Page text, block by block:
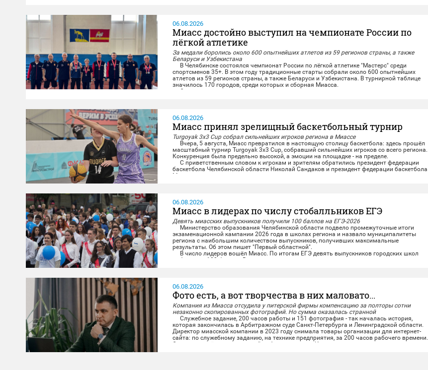
06.08.2026
Миасс достойно выступил на чемпионате России по
лёгкой атлетике
За медали боролись около 600 опытнейших атлетов из 59 регионов страны, а также
Беларуси и Узбекистана
В Челябинске состоялся чемпионат России по лёгкой атлетике "Мастерс" среди
спортсменов 35+. В этом году традиционные старты собрали около 600 опытнейших
атлетов из 59 регионов страны, а также Беларуси и Узбекистана. В турнирной таблице
значилось 170 городов, среди которых и сборная Миасса.
Опытные миасские лёгкоатлеты показали отличные результаты на личных
06.08.2026
Миасс принял зрелищный баскетбольный турнир
Turgoyak 3x3 Cup собрал сильнейших игроков региона в Миассе
Вчера, 5 августа, Миасс превратился в настоящую столицу баскетбола: здесь прошёл
масштабный турнир Turgoyak 3x3 Cup, собравший сильнейших игроков со всего региона.
Конкуренция была предельно высокой, а эмоции на площадке - на пределе.
С приветственным словом к игрокам и зрителям обратились президент федерации
баскетбола Челябинской области Николай Сандаков и президент федерации баскетбола
Миасса...
06.08.2026
Миасс в лидерах по числу стобалльников ЕГЭ
Девять миасских выпускников получили 100 баллов на ЕГЭ-2026
Министерство образования Челябинской области подвело промежуточные итоги
экзаменационной кампании 2026 года в школах региона и назвало муниципалитеты
региона с наибольшим количеством выпускников, получивших максимальные
результаты. Об этом пишет "Первый областной".
В число лидеров вошёл Миасс. По итогам ЕГЭ девять выпускников городских школ
набрали по 100 баллов. Высоких результатов миасские...
06.08.2026
Фото есть, а вот творчества в них маловато...
Компания из Миасса отсудила у питерской фирмы компенсацию за полторы сотни
незаконно скопированных фотографий. Но сумма оказалась странной
Служебное задание, 200 часов работы и 151 фотография - так началась история,
которая закончилась в Арбитражном суде Санкт-Петербурга и Ленинградской области.
Директор миасской компании в 2023 году снимала товары организации для интернет-
сайта: по служебному заданию, на технике предприятия, за 200 часов рабочего времени.
Снимки и отчёт о проделанной работе - на месте. Исключительные права на...